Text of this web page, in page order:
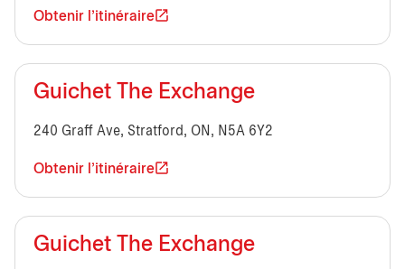
Obtenir l'itinéraire
Guichet The Exchange
240 Graff Ave, Stratford, ON, N5A 6Y2
Obtenir l'itinéraire
Guichet The Exchange